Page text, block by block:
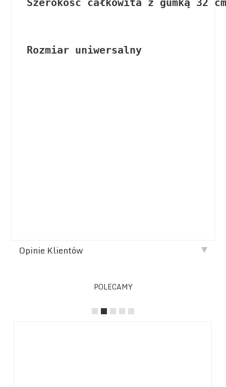
Rozmiar uniwersalny
Opinie Klientów
POLECAMY